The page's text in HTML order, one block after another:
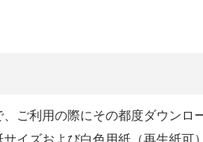
ご利用の際にその都度ダウンロ
イズおよび白色用紙（再生紙可